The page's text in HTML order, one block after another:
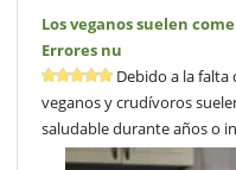
Los veganos suelen
Errores nu
Debido a la
veganos y crudívoros
saludable durante años o